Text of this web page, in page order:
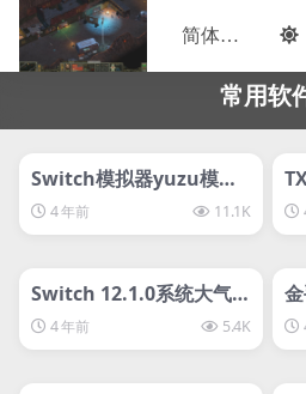
常用软
Switch模拟器yuzu模拟
器教程+汉化软件
4 年前 11.1K
Switch 12.1.0系统大气层
整合包1.0.0+TX11.0整合
包
4 年前 5.4K